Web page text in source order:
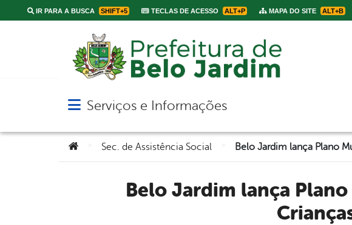
IR PARA A BUSCA SHIFT+5 TECLAS DE ACESSO ALT+P MAPA DO SITE ALT+B
Abrir menu principal de navegação
Serviços e Informações
Você está aqui:Sec. de Assistência Social
Belo Jardim lança Plano Municipal de Ação pelos Direitos das